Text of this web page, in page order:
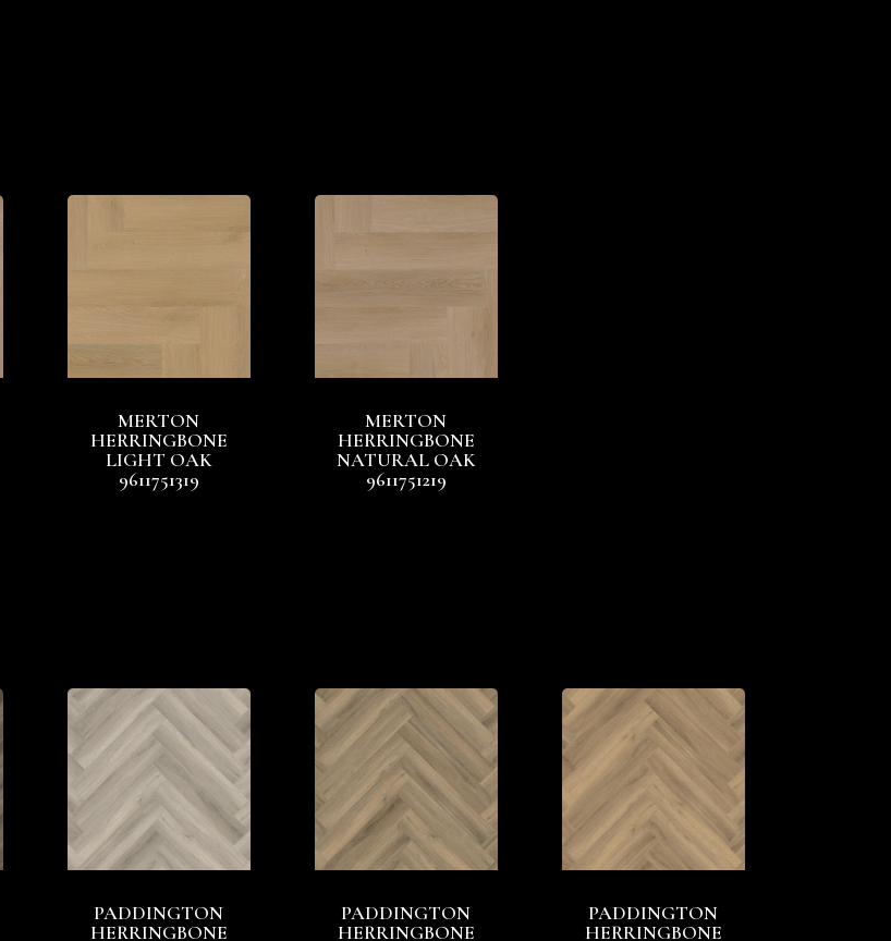
MERTON
HERRINGBONE
LIGHT OAK
9611751319
MERTON
HERRINGBONE
NATURAL OAK
9611751219
PADDINGTON
HERRINGBONE
PADDINGTON
HERRINGBONE
PADDINGTON
HERRINGBONE